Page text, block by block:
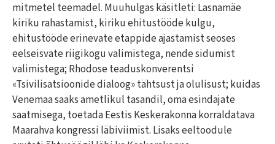
mitmetel teemadel. Muuhulgas käsitleti: Lasnamäe
kiriku rahastamist, kiriku ehitustööde kulgu,
ehitustööde erinevate etappide ajastamist seoses
eelseisvate riigikogu valimistega, nende sidumist
valimistega; Rhodose teaduskonverentsi
«Tsivilisatsioonide dialoog» tähtsust ja olulisust; kuidas
Venemaa saaks ametlikul tasandil, oma esindajate
saatmisega, toetada Eestis Keskerakonna korraldatava
Maarahva kongressi läbiviimist. Lisaks eeltoodule